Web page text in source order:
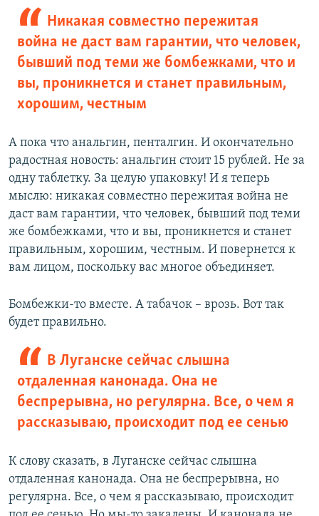
Никакая совместно пережитая
война не даст вам гарантии, что человек,
бывший под теми же бомбежками, что и
вы, проникнется и станет правильным,
хорошим, честным
А пока что анальгин, пенталгин. И окончательно
радостная новость: анальгин стоит 15 рублей. Не за
одну таблетку. За целую упаковку! И я теперь
мыслю: никакая совместно пережитая война не
даст вам гарантии, что человек, бывший под теми
же бомбежками, что и вы, проникнется и станет
правильным, хорошим, честным. И повернется к
вам лицом, поскольку вас многое объединяет.
Бомбежки-то вместе. А табачок – врозь. Вот так
будет правильно.
В Луганске сейчас слышна
отдаленная канонада. Она не
беспрерывна, но регулярна. Все, о чем я
рассказываю, происходит под ее сенью
К слову сказать, в Луганске сейчас слышна
отдаленная канонада. Она не беспрерывна, но
регулярна. Все, о чем я рассказываю, происходит